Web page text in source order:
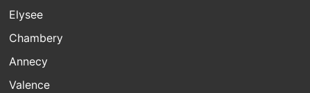
Elysee
Chambery
Annecy
Valence